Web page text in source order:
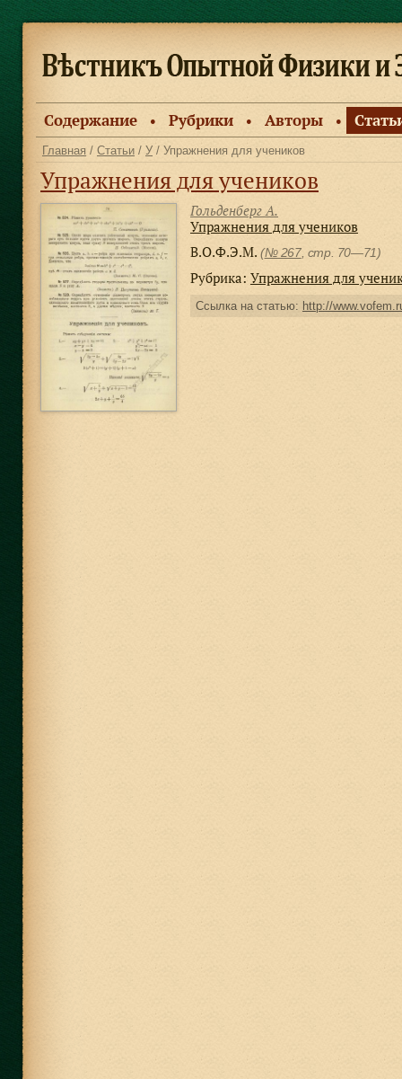
Содержание ● Рубрики ● Авторы ●
Главная / Статьи / У / Упражнения для учеников
Упражнения для учеников
Гольденберг А.
Упражнения для учеников
В.О.Ф.Э.М. (№ 267, стр. 70—71)
Рубрика: Упражнения для
Ссылка на статью: http://